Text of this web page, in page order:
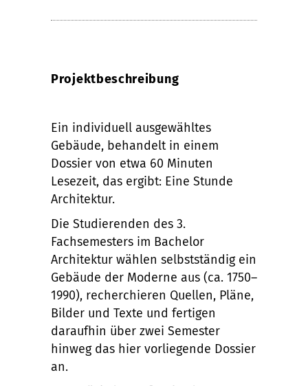
Projektbeschreibung
Ein individuell ausgewähltes
Gebäude, behandelt in einem
Dossier von etwa 60 Minuten
Lesezeit, das ergibt: Eine Stunde
Architektur.
Die Studierenden des 3.
Fachsemesters im Bachelor
Architektur wählen selbstständig ein
Gebäude der Moderne aus (ca. 1750–
1990), recherchieren Quellen, Pläne,
Bilder und Texte und fertigen
daraufhin über zwei Semester
hinweg das hier vorliegende Dossier
an.